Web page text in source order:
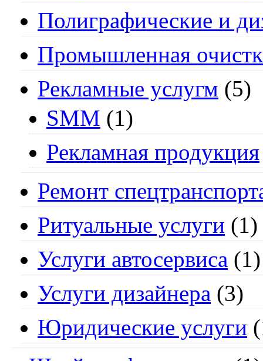
Полиграфические и
Промышленная
Рекламные услугм (5)
SMM (1)
Рекламная продукция
Ремонт
Ритуальные услуги (1)
Услуги автосервиса (1)
Услуги дизайнера (3)
Юридические услуги